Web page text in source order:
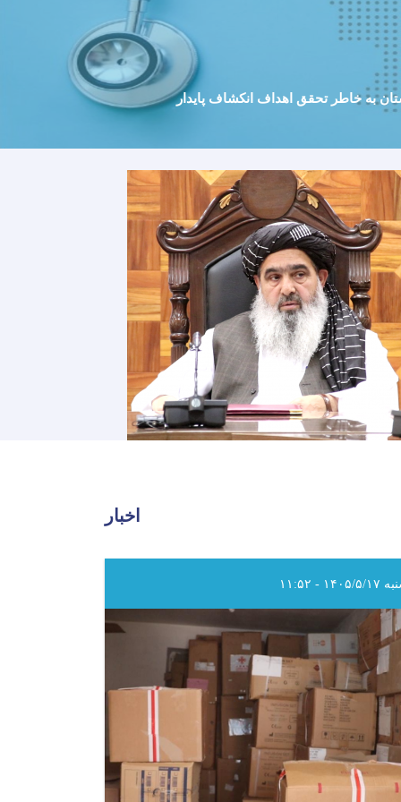
به خاطر تحقق اهداف انکشاف پایدار
اخبار
۵/۱۷ - ۱۱:۵۲